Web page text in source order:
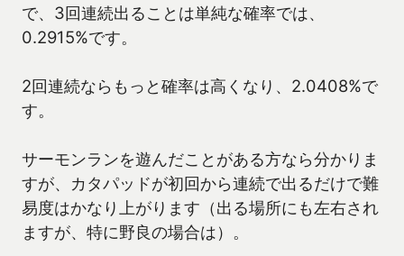
で、3回連続出ることは単純な確率では、
0.2915%です。
2回連続ならもっと確率は高くなり、2.0408%で
す。
サーモンランを遊んだことがある方なら分かりま
すが、カタパッドが初回から連続で出るだけで難
易度はかなり上がります（出る場所にも左右され
ますが、特に野良の場合は）。